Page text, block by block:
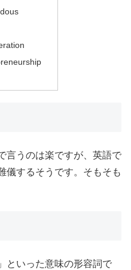
言うのは楽ですが、英語で
儀するそうです。そもそも
といった意味の形容詞で